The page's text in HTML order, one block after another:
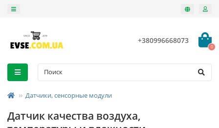
+380996668073
0
Датчики, сенсорные модули
Датчик качества воздуха,